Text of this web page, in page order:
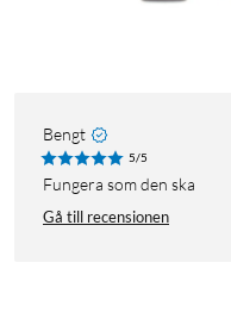
Bengt
5/5
Fungera som den ska
Gå till recensionen